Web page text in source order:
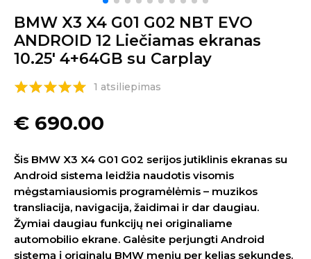
BMW X3 X4 G01 G02 NBT EVO
ANDROID 12 Liečiamas ekranas
10.25′ 4+64GB su Carplay
1 atsiliepimas
€ 690.00
Šis BMW X3 X4 G01 G02 serijos jutiklinis ekranas su
Android sistema leidžia naudotis visomis
mėgstamiausiomis programėlėmis – muzikos
transliacija, navigacija, žaidimai ir dar daugiau.
Žymiai daugiau funkcijų nei originaliame
automobilio ekrane. Galėsite perjungti Android
sistemą į originalų BMW meniu per kelias sekundes.